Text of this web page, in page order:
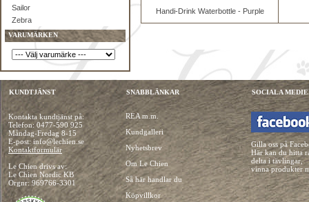
Sailor
Zebra
VARUMÄRKEN
Handi-Drink Waterbottle - Purple
KUNDTJÄNST
Kontakta kundtjänst på:
Telefon:0477-590 925
Måndag-Fredag 8-15
E-post: info@lechien.se
Kontaktformulär
Le Chien drivs av:
Le Chien Nordic KB
Orgnr: 969766-3301
SNABBLÄNKAR
REA m.m.
Kundgalleri
Nyhetsbrev
Om Le Chien
Så här handlar du
Köpvillkor
SOCIALA
Gilla oss på
Här kan du hitta
delta i tävlingar,
vinna produkter